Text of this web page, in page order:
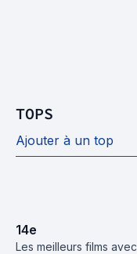
TOPS
Ajouter à un top
14e
Les meilleurs films